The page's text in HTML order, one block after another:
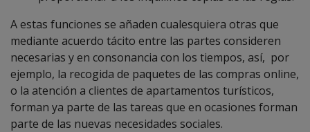
A estas funciones se añaden cualesquiera otras que
mediante acuerdo tácito entre las partes consideren
necesarias y en consonancia con los tiempos, así, por
ejemplo, la recogida de paquetes de las compras online,
o la atención a clientes de apartamentos turísticos,
forman ya parte de las tareas que en ocasiones forman
parte de las nuevas necesidades sociales.